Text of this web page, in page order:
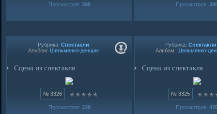
Просмотров: 398 Просмотров:
Рубрика: Спектакли
Альбом: Шельменко-денщик
Сцена из спектакля
№ 3326
Просмотров: 339
Рубрика: Спектакли
Альбом: Шельменко-
Сцена из спектакля
№ 3325
Просмотров: